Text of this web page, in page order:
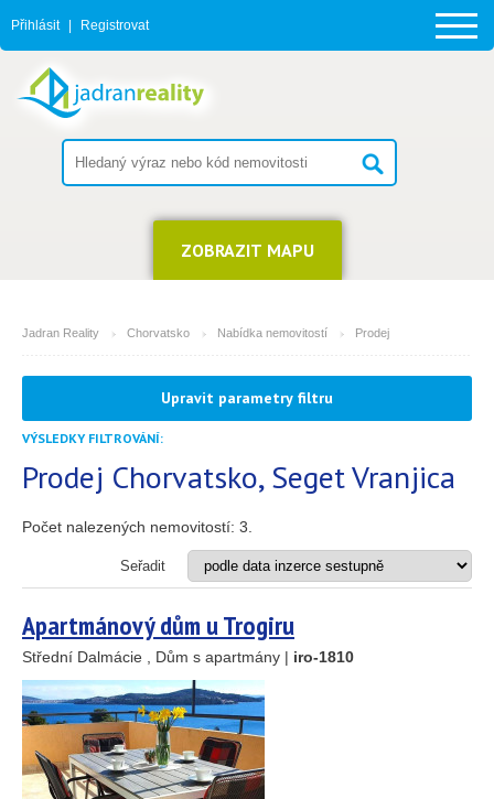
Přihlásit Registrovat
ZOBRAZIT MAPU
Jadran Reality Chorvatsko Nabídka nemovitostí Prodej
MĚSTO
(můžete vybrat více položek)
Apartmán
Dům
Dům s apartmány
Investiční projekt
Stavební pozemek
VZDÁLENOST OD MOŘE DO(m)
Upravit parametry filtru
VÝSLEDKY FILTROVÁNÍ:
Prodej Chorvatsko, Seget Vranjica
Počet nalezených nemovitostí: 3
Seřadit
Apartmánový dům u Trogiru
Střední Dalmácie , Dům s apartmány | iro-1810